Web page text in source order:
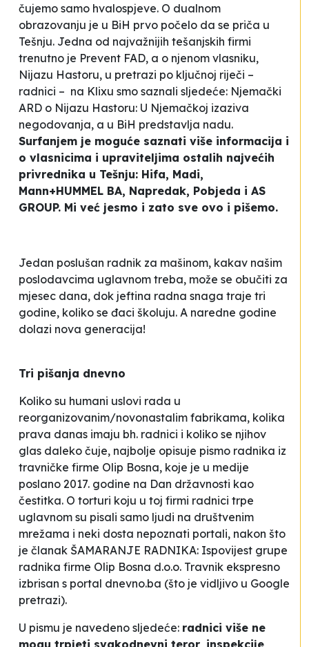
čujemo samo hvalospjeve. O dualnom
obrazovanju je u BiH prvo počelo da se priča u
Tešnju. Jedna od najvažnijih tešanjskih firmi
trenutno je Prevent FAD, a o njenom vlasniku,
Nijazu Hastoru, u pretrazi po ključnoj riječi –
radnici – na Klixu smo saznali sljedeće: Njemački
ARD o Nijazu Hastoru: U Njemačkoj izaziva
negodovanja, a u BiH predstavlja nadu.
Surfanjem je moguće saznati više informacija i
o vlasnicima i upraviteljima ostalih najvećih
privrednika u Tešnju: Hifa, Madi,
Mann+HUMMEL BA, Napredak, Pobjeda i AS
GROUP. Mi već jesmo i zato sve ovo i pišemo.
Jedan poslušan radnik za mašinom, kakav našim
poslodavcima uglavnom treba, može se obučiti za
mjesec dana, dok jeftina radna snaga traje tri
godine, koliko se đaci školuju. A naredne godine
dolazi nova generacija!
Tri pišanja dnevno
Koliko su humani uslovi rada u
reorganizovanim/novonastalim fabrikama, kolika
prava danas imaju bh. radnici i koliko se njihov
glas daleko čuje, najbolje opisuje pismo radnika iz
travničke firme Olip Bosna, koje je u medije
poslano 2017. godine na Dan državnosti kao
čestitka. O torturi koju u toj firmi radnici trpe
uglavnom su pisali samo ljudi na društvenim
mrežama i neki dosta nepoznati portali, nakon što
je članak ŠAMARANJE RADNIKA: Ispovijest grupe
radnika firme Olip Bosna d.o.o. Travnik ekspresno
izbrisan s portal dnevno.ba (što je vidljivo u Google
pretrazi).
U pismu je navedeno sljedeće: radnici više ne